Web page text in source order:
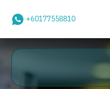
+60177558810